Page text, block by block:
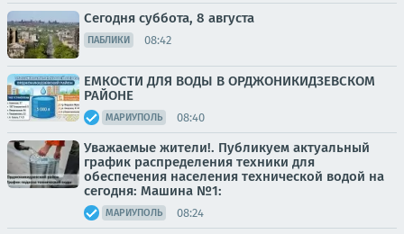
Сегодня суббота, 8 августа
ПАБЛИКИ 08:42
ЕМКОСТИ ДЛЯ ВОДЫ В ОРДЖОНИКИДЗЕВСКОМ
РАЙОНЕ
МАРИУПОЛЬ 08:40
Уважаемые жители!. Публикуем актуальный
график распределения техники для
обеспечения населения технической водой на
сегодня: Машина №1:
МАРИУПОЛЬ 08:24